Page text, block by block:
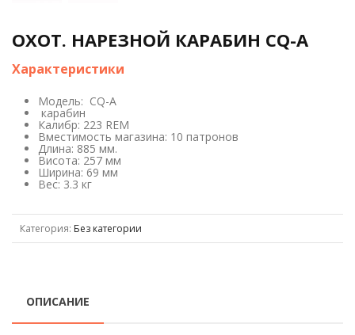
ОХОТ. НАРЕЗНОЙ КАРАБИН CQ-A
Характеристики
Модель: CQ-A
карабин
Калибр: 223 REM
Вместимость магазина: 10 патронов
Длина: 885 мм.
Висота: 257 мм
Ширина: 69 мм
Вес: 3.3 кг
Категория: Без категории
ОПИСАНИЕ